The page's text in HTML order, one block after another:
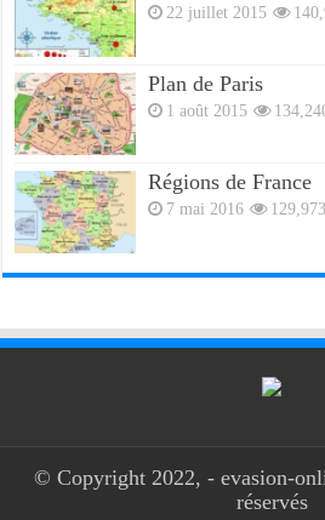
22 juillet 2015
Plan de Paris
1 août 2015
Régions de France
7 mai 2016 129,973
© Copyright 2022, - evasion-
réservés